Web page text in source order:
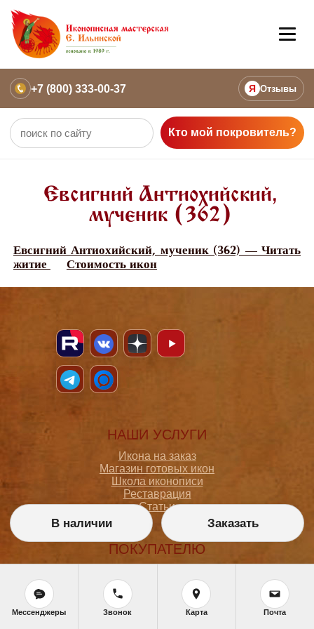
+7 (800) 333-00-37 Я Отзывы
Кто мой покровитель?
Евсигний Антиохийский,
мученик (362)
Евсигний Антиохийский, мученик (362) — Читать
житие
Стоимость икон
НАШИ УСЛУГИ
Икона на заказ
Магазин готовых икон
Школа иконописи
Реставрация
Статьи
ПОКУПАТЕЛЮ
Как сделать заказ
Доставка и оплата
Политика конфиденциальности
В наличии Заказать
Мессенджеры Звонок Карта Почта